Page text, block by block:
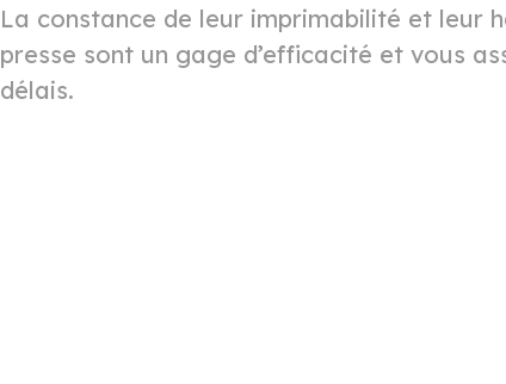
La constance de leur imprimabilité et leur
presse sont un gage d’efficacité et vous
délais.